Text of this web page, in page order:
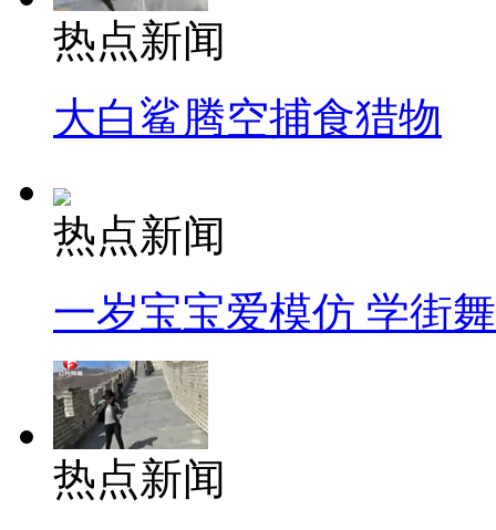
热点新闻
大白鲨腾空捕食猎物
热点新闻
一岁宝宝爱模仿 学街
热点新闻